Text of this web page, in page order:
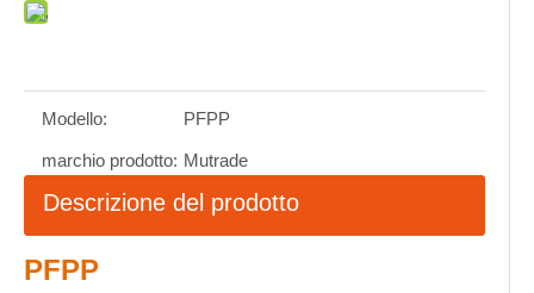
Modello: PFPP
marchio prodotto: Mutrade
Descrizione del prodotto
PFPP